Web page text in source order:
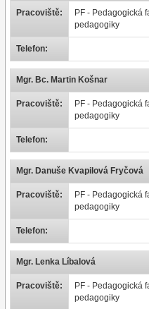
Pracoviště:
PF - Pedagogická
pedagogiky
Telefon:
Mgr. Bc. Martin Košnar
Pracoviště:
PF - Pedagogická
pedagogiky
Telefon:
Mgr. Danuše Kvapilová Fryčová
Pracoviště:
PF - Pedagogická
pedagogiky
Telefon:
Mgr. Lenka Líbalová
Pracoviště:
PF - Pedagogická
pedagogiky